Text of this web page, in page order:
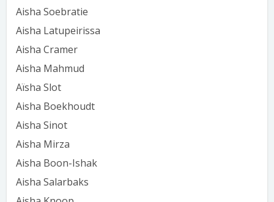
Aisha Soebratie
Aisha Latupeirissa
Aisha Cramer
Aisha Mahmud
Aïsha Slot
Aisha Boekhoudt
Aisha Sinot
Aisha Mirza
Aisha Boon-Ishak
Aisha Salarbaks